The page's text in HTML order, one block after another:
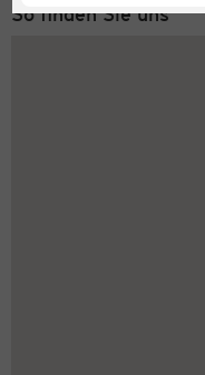
So finden Sie uns